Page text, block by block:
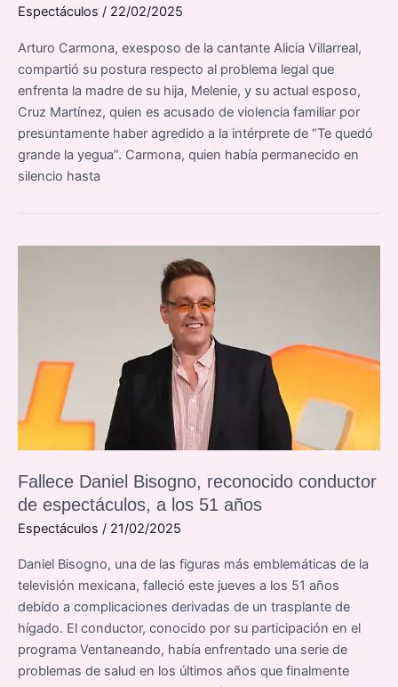
Espectáculos / 22/02/2025
Arturo Carmona, exesposo de la cantante Alicia Villarreal,
compartió su postura respecto al problema legal que
enfrenta la madre de su hija, Melenie, y su actual esposo,
Cruz Martínez, quien es acusado de violencia familiar por
presuntamente haber agredido a la intérprete de “Te quedó
grande la yegua”. Carmona, quien había permanecido en
silencio hasta
Fallece Daniel Bisogno, reconocido conductor
de espectáculos, a los 51 años
Espectáculos / 21/02/2025
Daniel Bisogno, una de las figuras más emblemáticas de la
televisión mexicana, falleció este jueves a los 51 años
debido a complicaciones derivadas de un trasplante de
hígado. El conductor, conocido por su participación en el
programa Ventaneando, había enfrentado una serie de
problemas de salud en los últimos años que finalmente